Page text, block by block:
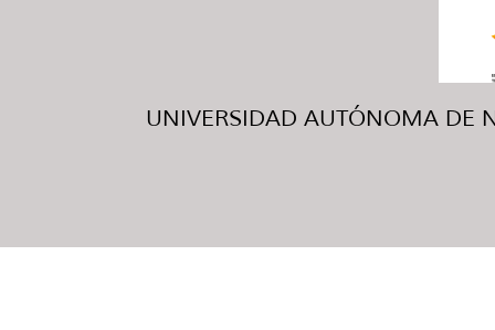
UNIVERSIDAD AUTÓNOMA DE